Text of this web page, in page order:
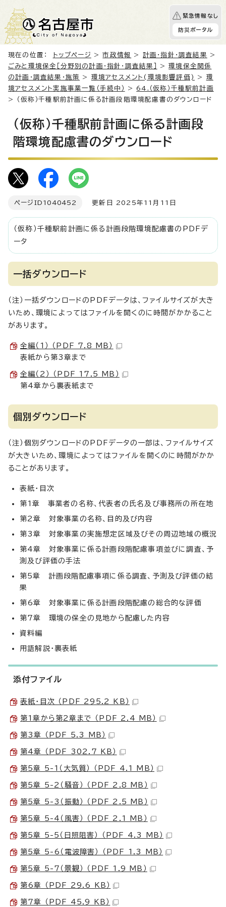
緊急情報なし
防災ポータル
現在の位置： トップページ >市政情報 > 計画・指針・調査結果
>
ごみと環境保全［分野別の計画・指針・調査結果］
>環境保全関係
の計画・調査結果・施策
> 環境アセスメント(環境影響評価) > 環
境アセスメント実施事業一覧（手続中）
>64.（仮称）千種駅前計画
> （仮称）千種駅前計画に係る計画段階環境配慮書のダウンロード
（仮称）千種駅前計画に係る計画段
階環境配慮書のダウンロード
ページID 1040452 更新日 2025年11月11日
（仮称）千種駅前計画に係る計画段階環境配慮書のPDFデ
ータ
一括ダウンロード
（注）一括ダウンロードのPDFデータは、ファイルサイズが大き
いため、環境によってはファイルを開くのに時間がかかること
があります。
全編（1） （PDF 7.8 MB）
表紙から第3章まで
全編（2） （PDF 17.5 MB）
第4章から裏表紙まで
個別ダウンロード
（注）個別ダウンロードのPDFデータの一部は、ファイルサイズ
が大きいため、環境によってはファイルを開くのに時間がかか
ることがあります。
表紙・目次
第1章 事業者の名称、代表者の氏名及び事務所の所在地
第2章 対象事業の名称、目的及び内容
第3章 対象事業の実施想定区域及びその周辺地域の概況
第4章 対象事業に係る計画段階配慮事項並びに調査、予
測及び評価の手法
第5章 計画段階配慮事項に係る調査、予測及び評価の結
果
第6章 対象事業に係る計画段階配慮の総合的な評価
第7章 環境の保全の見地から配慮した内容
資料編
用語解説・裏表紙
添付ファイル
表紙・目次 （PDF 295.2 KB）
第1章から第2章まで （PDF 2.4 MB）
第3章 （PDF 5.3 MB）
第4章 （PDF 302.7 KB）
第5章 5-1（大気質） （PDF 4.1 MB）
第5章 5-2（騒音） （PDF 2.8 MB）
第5章 5-3（振動） （PDF 2.5 MB）
第5章 5-4（風害） （PDF 2.1 MB）
第5章 5-5（日照阻害） （PDF 4.3 MB）
第5章 5-6（電波障害） （PDF 1.3 MB）
第5章 5-7（景観） （PDF 1.9 MB）
第6章 （PDF 29.6 KB）
第7章 （PDF 45.9 KB）